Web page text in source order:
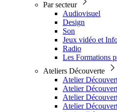
Par secteur
Audiovisuel
Design
Son
Jeux vidéo et
Radio
Les Formations
Ateliers Découverte
Atelier
Atelier
Atelier
Atelier